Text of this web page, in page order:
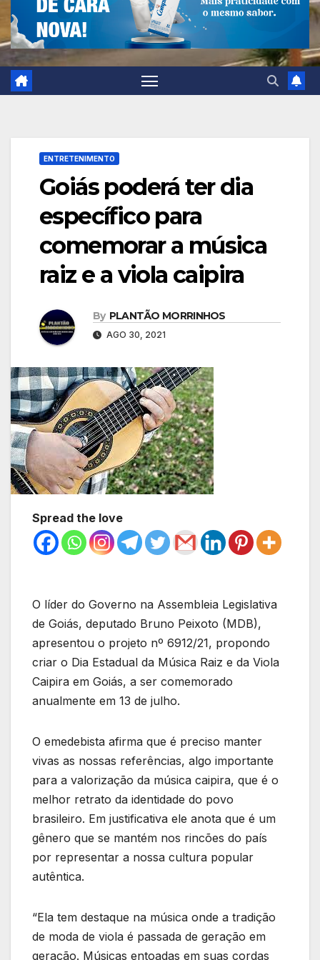
ENTRETENIMENTO
Goiás poderá ter dia
específico para
comemorar a música
raiz e a viola caipira
By PLANTÃO MORRINHOS
AGO 30, 2021
Spread the love
O líder do Governo na Assembleia Legislativa
de Goiás, deputado Bruno Peixoto (MDB),
apresentou o projeto nº 6912/21, propondo
criar o Dia Estadual da Música Raiz e da Viola
Caipira em Goiás, a ser comemorado
anualmente em 13 de julho.
O emedebista afirma que é preciso manter
vivas as nossas referências, algo importante
para a valorização da música caipira, que é o
melhor retrato da identidade do povo
brasileiro. Em justificativa ele anota que é um
gênero que se mantém nos rincões do país
por representar a nossa cultura popular
autêntica.
“Ela tem destaque na música onde a tradição
de moda de viola é passada de geração em
geração. Músicas entoadas em suas cordas